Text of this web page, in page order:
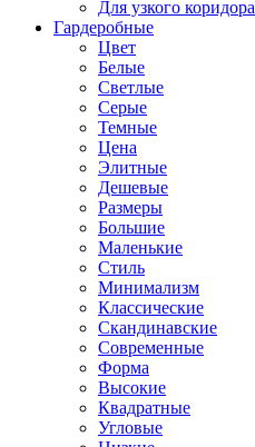
Для узкого коридора
Гардеробные
Цвет
Белые
Светлые
Серые
Темные
Цена
Элитные
Дешевые
Размеры
Большие
Маленькие
Стиль
Минимализм
Классические
Скандинавские
Современные
Форма
Высокие
Квадратные
Угловые